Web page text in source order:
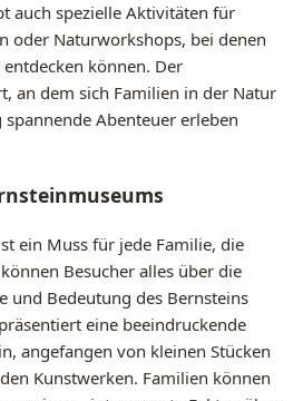
auch spezielle Aktivitäten für
oder Naturworkshops, bei denen
können. Der
an dem sich Familien in der Natur
Abenteuer erleben
ein Muss für jede Familie, die
Besucher alles über die
und Bedeutung des Bernsteins
eine beeindruckende
angefangen von kleinen Stücken
Kunstwerken. Familien können